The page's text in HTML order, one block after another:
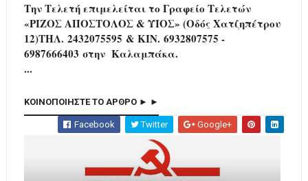
Την Τελετή επιμελείται το Γραφείο Τελετών
«ΡΙΖΟΣ ΑΠΟΣΤΟΛΟΣ & ΥΙΟΣ» (Οδός Χατζηπέτρου
12)ΤΗΛ. 2432075595 & ΚΙΝ. 6932807575 -
6987666403 στην Καλαμπάκα.
...
ΚΟΙΝΟΠΟΙΗΣΤΕ ΤΟ ΑΡΘΡΟ ► ►
Facebook Twitter Google+